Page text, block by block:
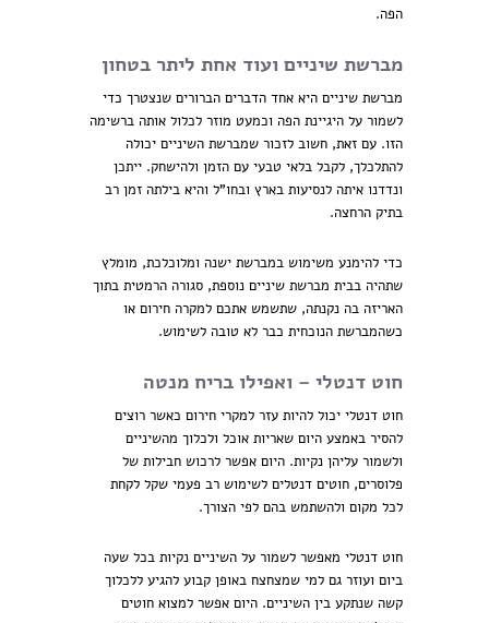
הפה.
מברשת שיניים ועוד אחת ליתר בטחון
מברשת שיניים היא אחד הדברים הברורים שנצטרך כדי
לשמור על היגיינת הפה וכמעט מוזר לכלול אותה ברשימה
הזו. עם זאת, חשוב לזכור שמברשת השיניים יכולה
להתלכלך, לקבל בלאי טבעי עם הזמן ולהישחק. ייתכן
ונדדנו איתה לנסיעות בארץ ובחו"ל והיא בילתה זמן רב
בתיק הרחצה.
כדי להימנע משימוש במברשת ישנה ומלוכלכת, מומלץ
שתהיה בבית מברשת שיניים נוספת, סגורה הרמטית בתוך
האריזה בה נקנתה, שתשמש אתכם למקרה חירום או
כשהמברשת הנוכחית כבר לא טובה לשימוש.
חוט דנטלי – ואפילו בריח מנטה
חוט דנטלי יכול להיות עזר למקרי חירום כאשר רוצים
להסיר באמצע היום שאריות אוכל ולכלוך מהשיניים
ולשמור עליהן נקיות. היום אפשר לרכוש חבילות של
פלוסרים, חוטים דנטלים לשימוש רב פעמי שקל לקחת
לכל מקום ולהשתמש בהם לפי הצורך.
חוט דנטלי מאפשר לשמור על השיניים נקיות בכל שעה
ביום ועוזר גם למי שמצחצח באופן קבוע להגיע ללכלוך
קשה שנתקע בין השיניים. היום אפשר למצוא חוטים